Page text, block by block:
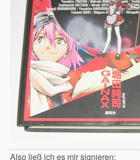
Also ließ ich es mir signieren: